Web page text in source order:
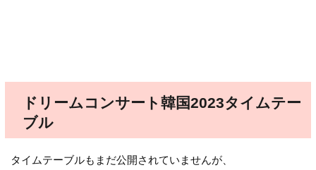
ドリームコンサート韓国2023タイムテー
ブル
タイムテーブルもまだ公開されていませんが、